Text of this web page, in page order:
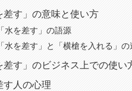
差す」の意味と使い方
「水を差す」の語源
「水を差す」と「横槍を入れる」
差す」のビジネス上での使い
す人の心理